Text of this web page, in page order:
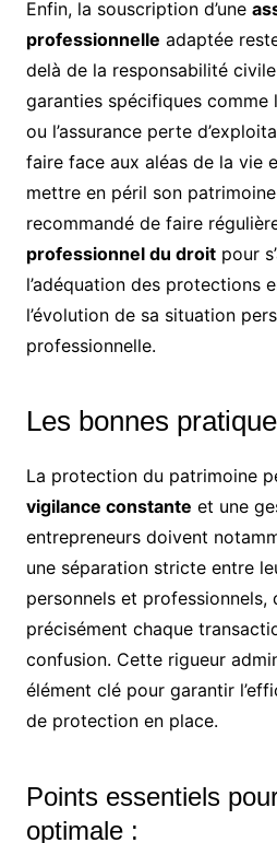
Enfin, la souscription d’une
professionnelle adaptée
delà de la responsabilité
garanties spécifiques
ou l’assurance perte
faire face aux aléas de la vie
mettre en péril son
recommandé de faire
professionnel du droitpour
l’adéquation des protections
l’évolution de sa situation
professionnelle.
Les bonnes
La protection du patrimoine
vigilance constante et une
entrepreneurs doivent
une séparation stricte entre
personnels et professionnels,
précisément chaque
confusion. Cette rigueur
élément clé pour garantir
de protection en place.
Points essentiels
optimale :